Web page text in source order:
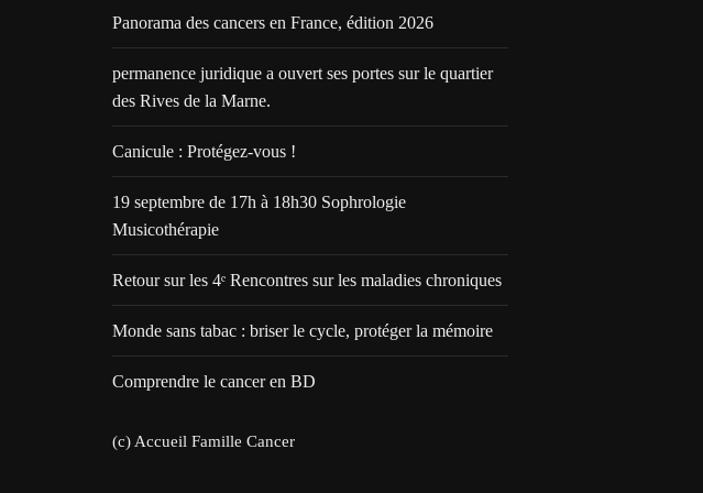
Panorama des cancers en France, édition 2026
permanence juridique a ouvert ses portes sur le quartier
des Rives de la Marne.
Canicule : Protégez-vous !
19 septembre de 17h à 18h30 Sophrologie
Musicothérapie
Retour sur les 4ᵉ Rencontres sur les maladies chroniques
Monde sans tabac : briser le cycle, protéger la mémoire
Comprendre le cancer en BD
(c) Accueil Famille Cancer